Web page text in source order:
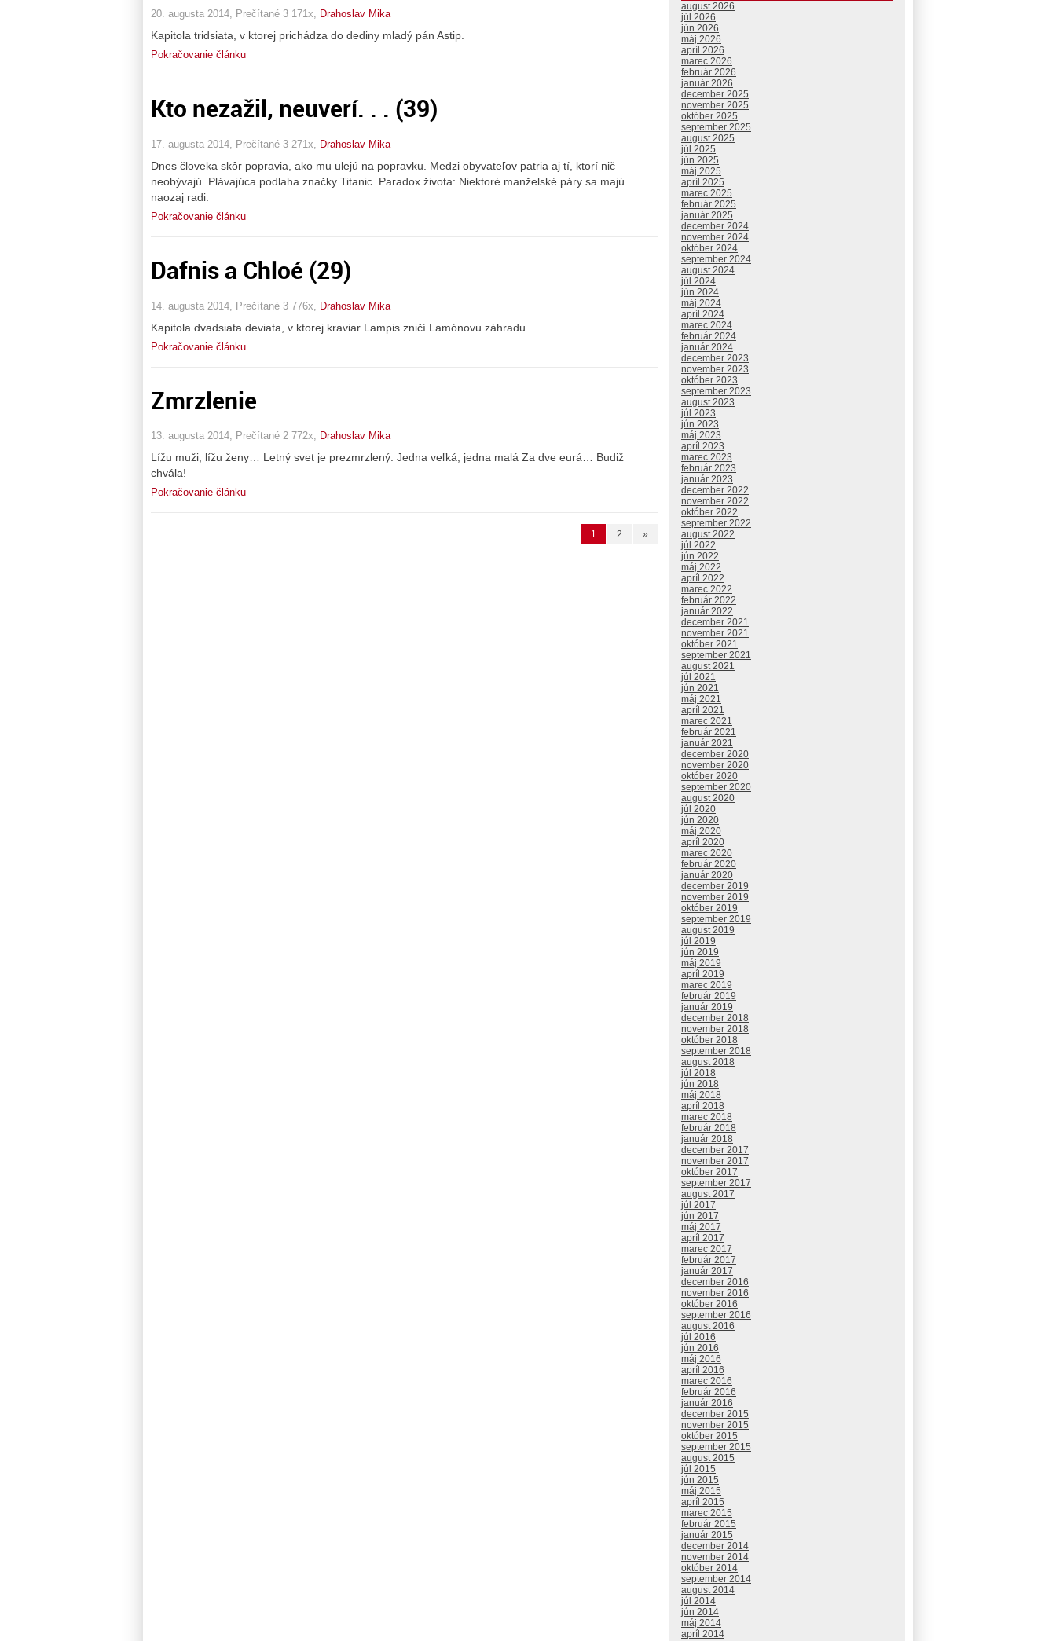
20. augusta 2014, Prečítané 3 171x, Drahoslav Mika
Kapitola tridsiata, v ktorej prichádza do dediny mladý pán Astip.
Pokračovanie článku
Kto nezažil, neuverí. . . (39)
17. augusta 2014, Prečítané 3 271x, Drahoslav Mika
Dnes človeka skôr popravia, ako mu ulejú na popravku. Medzi obyvateľov patria aj tí, ktorí nič
neobývajú. Plávajúca podlaha značky Titanic. Paradox života: Niektoré manželské páry sa majú
naozaj radi.
Pokračovanie článku
Dafnis a Chloé (29)
14. augusta 2014, Prečítané 3 776x, Drahoslav Mika
Kapitola dvadsiata deviata, v ktorej kraviar Lampis zničí Lamónovu záhradu. .
Pokračovanie článku
Zmrzlenie
13. augusta 2014, Prečítané 2 772x, Drahoslav Mika
Lížu muži, lížu ženy… Letný svet je prezmrzlený. Jedna veľká, jedna malá Za dve eurá… Budiž
chvála!
Pokračovanie článku
1 2 »
august 2026
júl 2026
jún 2026
máj 2026
apríl 2026
marec 2026
február 2026
január 2026
december 2025
november 2025
október 2025
september 2025
august 2025
júl 2025
jún 2025
máj 2025
apríl 2025
marec 2025
február 2025
január 2025
december 2024
november 2024
október 2024
september 2024
august 2024
júl 2024
jún 2024
máj 2024
apríl 2024
marec 2024
február 2024
január 2024
december 2023
november 2023
október 2023
september 2023
august 2023
júl 2023
jún 2023
máj 2023
apríl 2023
marec 2023
február 2023
január 2023
december 2022
november 2022
október 2022
september 2022
august 2022
júl 2022
jún 2022
máj 2022
apríl 2022
marec 2022
február 2022
január 2022
december 2021
november 2021
október 2021
september 2021
august 2021
júl 2021
jún 2021
máj 2021
apríl 2021
marec 2021
február 2021
január 2021
december 2020
november 2020
október 2020
september 2020
august 2020
júl 2020
jún 2020
máj 2020
apríl 2020
marec 2020
február 2020
január 2020
december 2019
november 2019
október 2019
september 2019
august 2019
júl 2019
jún 2019
máj 2019
apríl 2019
marec 2019
február 2019
január 2019
december 2018
november 2018
október 2018
september 2018
august 2018
júl 2018
jún 2018
máj 2018
apríl 2018
marec 2018
február 2018
január 2018
december 2017
november 2017
október 2017
september 2017
august 2017
júl 2017
jún 2017
máj 2017
apríl 2017
marec 2017
február 2017
január 2017
december 2016
november 2016
október 2016
september 2016
august 2016
júl 2016
jún 2016
máj 2016
apríl 2016
marec 2016
február 2016
január 2016
december 2015
november 2015
október 2015
september 2015
august 2015
júl 2015
jún 2015
máj 2015
apríl 2015
marec 2015
február 2015
január 2015
december 2014
november 2014
október 2014
september 2014
august 2014
júl 2014
jún 2014
máj 2014
apríl 2014